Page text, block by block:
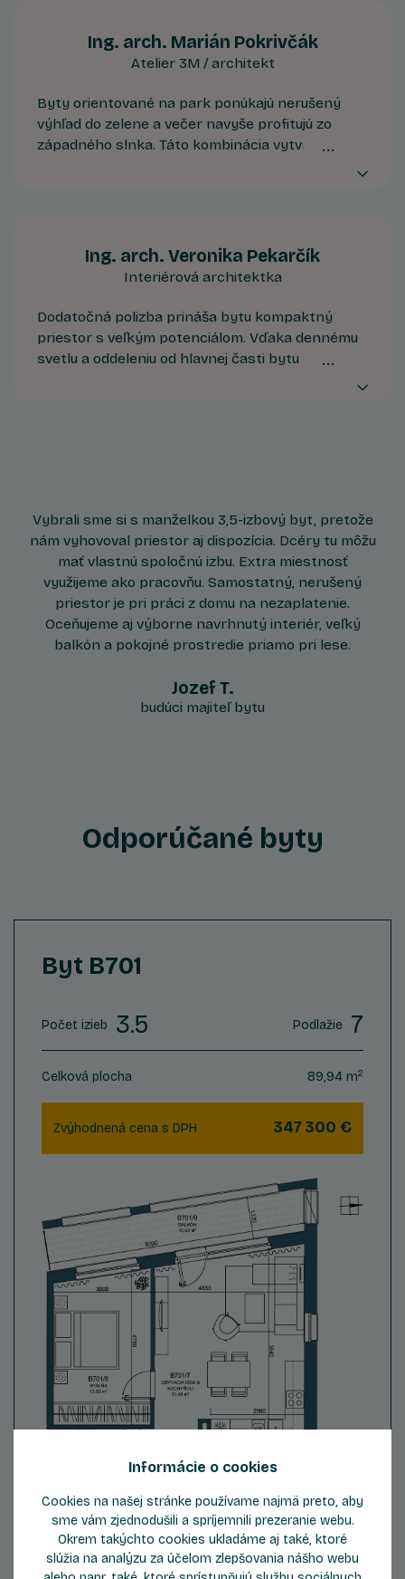
Ing. arch. Marián Pokrivčák
Atelier 3M / architekt
Byty orientované na park ponúkajú nerušený
výhľad do zelene a večer navyše profitujú zo
západného slnka. Táto kombinácia vytvára
Ing. arch. Veronika Pekarčík
Interiérová architektka
Dodatočná polizba prináša bytu kompaktný
priestor s veľkým potenciálom. Vďaka dennému
svetlu a oddeleniu od hlavnej časti bytu ponúka
Vybrali sme si s manželkou 3,5-izbový byt, pretože
nám vyhovoval priestor aj dispozícia. Dcéry tu môžu
mať vlastnú spoločnú izbu. Extra miestnosť
využijeme ako pracovňu. Samostatný, nerušený
priestor je pri práci z domu na nezaplatenie.
Oceňujeme aj výborne navrhnutý interiér, veľký
balkón a pokojné prostredie priamo pri lese.
Jozef T.
budúci majiteľ bytu
Odporúčané byty
Byt B701
Počet izieb 3.5 Podlažie 7
Celková plocha 89,94 m2
Zvýhodnená cena s DPH 347 300 €
Informácie o cookies
Cookies na našej stránke používame najmä preto, aby
sme vám zjednodušili a spríjemnili prezeranie webu.
Okrem takýchto cookies ukladáme aj také, ktoré
slúžia na analýzu za účelom zlepšovania nášho webu